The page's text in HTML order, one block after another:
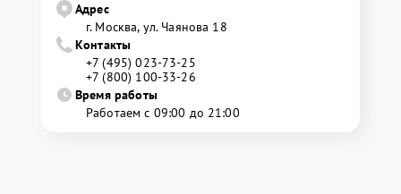
Адрес
г. Москва, ул. Чаянова 18
Контакты
+7 (495) 023-73-25
+7 (800) 100-33-26
Время работы
Работаем с 09:00 до 21:00